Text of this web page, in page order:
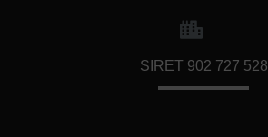
SIRET 902 727 528